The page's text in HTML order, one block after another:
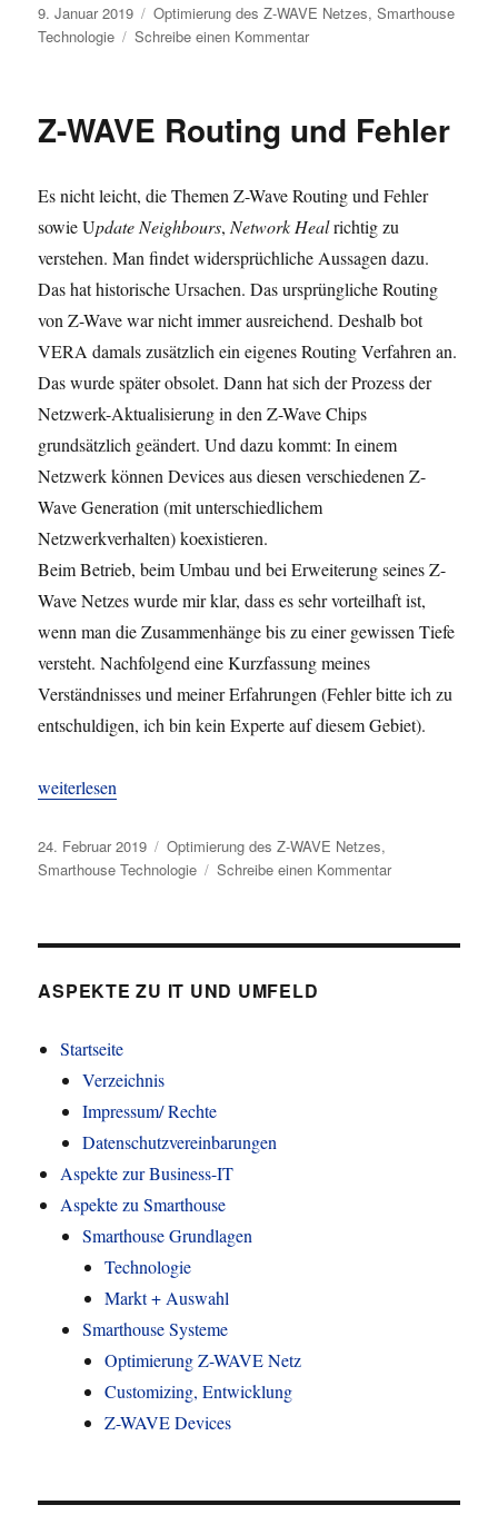
Veröffentlicht
am
9. Januar 2019 Kategorien
Optimierung des Z-WAVE Netzes,Smarthouse
Technologie
Schreibe einen Kommentarzu
Z-WAVE Routing und Fehler
Es nicht leicht, die Themen Z-Wave Routing und Fehler
sowie Update Neighbours,Network Healrichtig zu
verstehen. Man findet widersprüchliche Aussagen dazu.
Das hat historische Ursachen. Das ursprüngliche Routing
von Z-Wave war nicht immer ausreichend. Deshalb bot
VERA damals zusätzlich ein eigenes Routing Verfahren an.
Das wurde später obsolet. Dann hat sich der Prozess der
Netzwerk-Aktualisierung in den Z-Wave Chips
grundsätzlich geändert. Und dazu kommt: In einem
Netzwerk können Devices aus diesen verschiedenen Z-
Wave Generation (mit unterschiedlichem
Netzwerkverhalten) koexistieren.
Beim Betrieb, beim Umbau und bei Erweiterung seines Z-
Wave Netzes wurde mir klar, dass es sehr vorteilhaft ist,
wenn man die Zusammenhänge bis zu einer gewissen Tiefe
versteht. Nachfolgend eine Kurzfassung meines
Verständnisses und meiner Erfahrungen (Fehler bitte ich zu
entschuldigen, ich bin kein Experte auf diesem Gebiet).
„Z-WAVE Routing und Fehler“
weiterlesen
Veröffentlicht
am
24. Februar 2019 Kategorien
Optimierung des Z-WAVE Netzes,
Smarthouse Technologie
Schreibe einen Kommentarzu
Routing
ASPEKTE ZU IT UND UMFELD
Startseite
Verzeichnis
Impressum/ Rechte
Datenschutzvereinbarungen
Aspekte zur Business-IT
Aspekte zu Smarthouse
Smarthouse Grundlagen
Technologie
Markt + Auswahl
Smarthouse Systeme
Optimierung Z-WAVE Netz
Customizing, Entwicklung
Z-WAVE Devices